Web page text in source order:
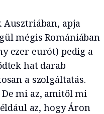
apja
mégis Romániában
ezer eurót) pedig a
hat darab
a szolgáltatás.
mi az, amitől mi
az, hogy Áron